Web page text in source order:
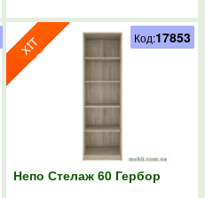
Непо Стелаж 60 Гербор
Код:17853